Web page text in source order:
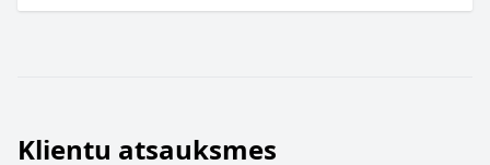
Klientu atsauksmes